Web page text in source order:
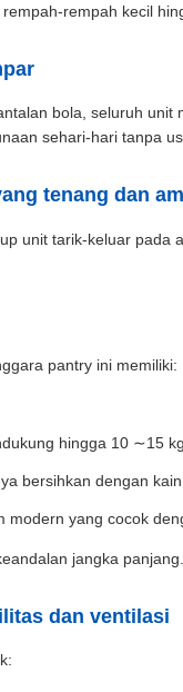
rempah kecil
bola, seluruh
sehari-hari tanpa
tenang dan
unit tarik-keluar
pantry ini memiliki:
hingga 10 ∼15
bersihkan dengan
modern yang cocok
jangka panjang.
dan ventilasi